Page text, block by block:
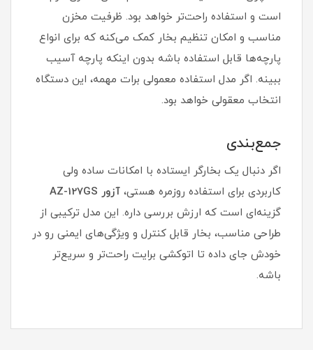
است و استفاده راحت‌تر خواهد بود. ظرفیت مخزن
مناسب و امکان تنظیم بخار کمک می‌کنه که برای انواع
پارچه‌ها قابل استفاده باشه بدون اینکه پارچه آسیب
ببینه. اگر مدل استفاده معمولی برات مهمه، این دستگاه
انتخاب معقولی خواهد بود.
جمع‌بندی
اگر دنبال یک بخارگر ایستاده با امکانات ساده ولی
کاربردی برای استفاده روزمره هستی، آزور AZ-127GS
گزینه‌ای است که ارزش بررسی داره. این مدل ترکیبی از
طراحی مناسب، بخار قابل کنترل و ویژگی‌های ایمنی رو در
خودش جای داده تا اتوکشی برایت راحت‌تر و سریع‌تر
باشه.